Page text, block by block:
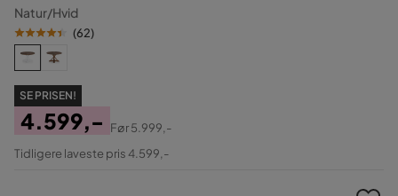
Natur/Hvid
(62)
SE PRISEN!
Pris
4.599,-
Original
Før5.999,-
Tidligere laveste pris 4.599,-